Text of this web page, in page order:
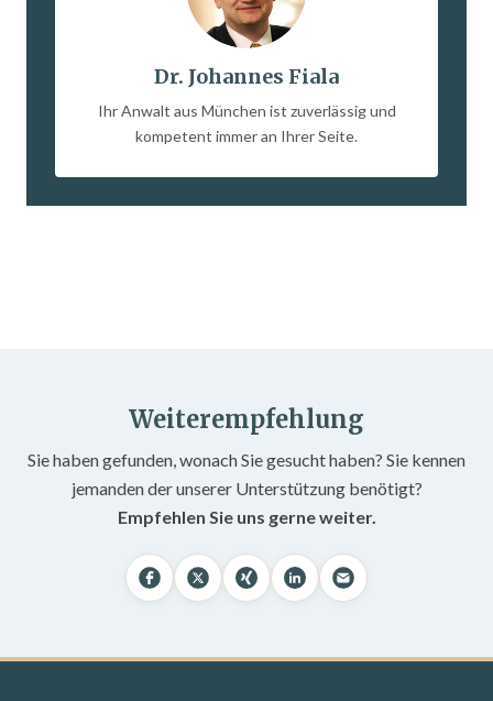
Dr. Johannes Fiala
Ihr Anwalt aus München ist zuverlässig und
kompetent immer an Ihrer Seite.
Weiterempfehlung
Sie haben gefunden, wonach Sie gesucht haben? Sie kennen
jemanden der unserer Unterstützung benötigt?
Empfehlen Sie uns gerne weiter.